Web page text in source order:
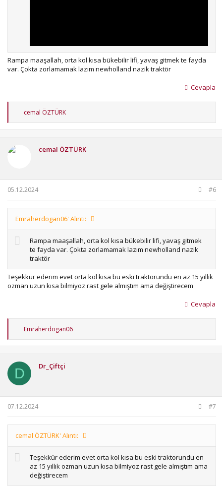
Rampa maaşallah, orta kol kısa bükebilir lifi, yavaş gitmek te fayda
var. Çokta zorlamamak lazım newholland nazik traktör
Cevapla
T
p
cemal ÖZTÜRK
cemal ÖZTÜRK
05.12.2024 #6
Emraherdogan06' Alıntı:
Rampa maaşallah, orta kol kısa bükebilir lifi, yavaş gitmek
te fayda var. Çokta zorlamamak lazım newholland nazik
traktör
Teşekkür ederim evet orta kol kısa bu eski traktorundu en az 15 yıllık
ozman uzun kısa bilmiyoz rast gele almıştım ama değiştirecem
Cevapla
T
p
e
r
Emraherdogan06
D Dr_Çiftçi
07.12.2024 #7
cemal ÖZTÜRK' Alıntı:
Teşekkür ederim evet orta kol kısa bu eski traktorundu en
az 15 yıllık ozman uzun kısa bilmiyoz rast gele almıştım ama
değiştirecem